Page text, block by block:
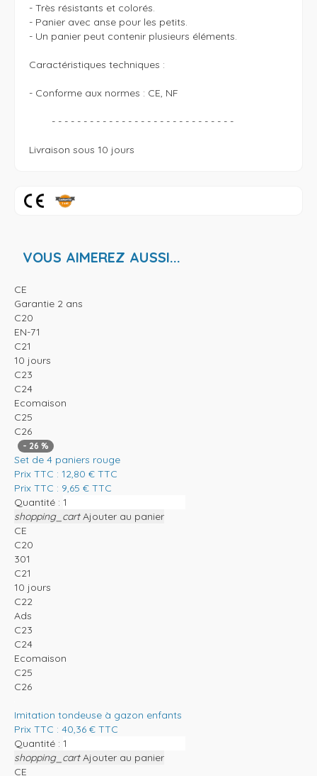
- Très résistants et colorés.
- Panier avec anse pour les petits.
- Un panier peut contenir plusieurs éléments.
Caractéristiques techniques :
- Conforme aux normes : CE, NF
VOUS AIMEREZ AUSSI...
CE
Garantie 2 ans
C20
EN-71
C21
10 jours
C23
C24
Ecomaison
C25
C26
- 26 %
Set de 4 paniers rouge
Prix TTC : 12,80 € TTC
Prix TTC : 9,65 € TTC
Quantité :
shopping_cart Ajouter au panier
CE
C20
301
C21
10 jours
C22
Ads
C23
C24
Ecomaison
C25
C26
Imitation tondeuse à gazon enfants
Prix TTC : 40,36 € TTC
Quantité :
shopping_cart Ajouter au panier
CE